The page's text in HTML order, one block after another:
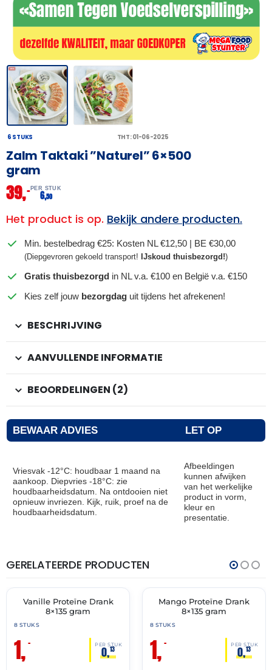
6 STUKS THT: 01-06-2025
Zalm Taktaki ”Naturel” 6×500
gram
39,– PER STUK
6,50
Het product is op. Bekijk andere producten.
Min. bestelbedrag €25: Kosten NL €12,50 | BE €30,00
(Diepgevroren gekoeld transport! IJskoud thuisbezorgd!)
Gratis thuisbezorgd in NL v.a. €100 en België v.a. €150
Kies zelf jouw bezorgdag uit tijdens het afrekenen!
BESCHRIJVING
AANVULLENDE INFORMATIE
BEOORDELINGEN (2)
BEWAAR ADVIES LET OP
Vriesvak -12°C: houdbaar 1 maand na
aankoop. Diepvries -18°C: zie
houdbaarheidsdatum. Na ontdooien niet
opnieuw invriezen. Kijk, ruik, proef na de
houdbaarheidsdatum.
Afbeeldingen
kunnen afwijken
van het werkelijke
product in vorm,
kleur en
presentatie.
GERELATEERDE PRODUCTEN
🔥 OP=OP
THT:
31-
Vanille Proteïne Drank
8×135 gram
8 STUKS
1,– PER STUK
0,13
🔥 OP=OP
Mango Proteïne Drank
8×135 gram
8 STUKS
1,– PER STUK
0,13